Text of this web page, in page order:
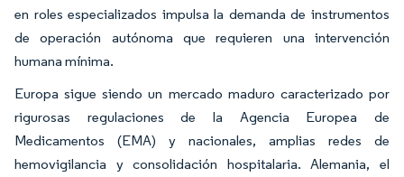
en roles especializados impulsa la demanda de instrumentos
de operación autónoma que requieren una intervención
humana mínima.
Europa sigue siendo un mercado maduro caracterizado por
rigurosas regulaciones de la Agencia Europea de
Medicamentos (EMA) y nacionales, amplias redes de
hemovigilancia y consolidación hospitalaria. Alemania, el